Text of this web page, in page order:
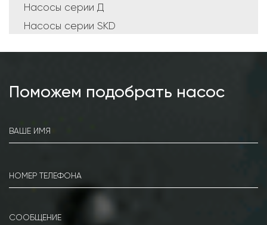
Насосы серии Д
Насосы серии SKD
Консольные насосы
Насосы серии КМ
Насосы серии MG
Насосы серии Kordis
Поможем подобрать насос